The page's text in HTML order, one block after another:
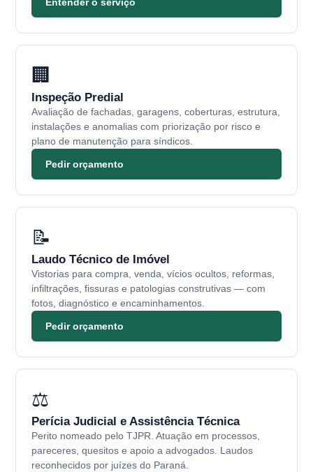
🏢
Inspeção Predial
Avaliação de fachadas, garagens, coberturas, estrutura,
instalações e anomalias com priorização por risco e
plano de manutenção para síndicos.
Pedir orçamento
📝
Laudo Técnico de Imóvel
Vistorias para compra, venda, vícios ocultos, reformas,
infiltrações, fissuras e patologias construtivas — com
fotos, diagnóstico e encaminhamentos.
Pedir orçamento
⚖️
Perícia Judicial e Assistência Técnica
Perito nomeado pelo TJPR. Atuação em processos,
pareceres, quesitos e apoio a advogados. Laudos
reconhecidos por juízes do Paraná.